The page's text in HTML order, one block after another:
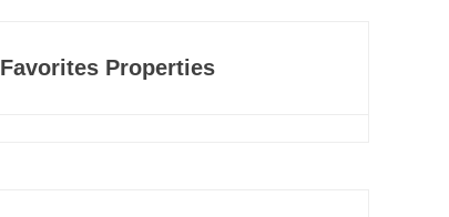
Favorites Properties